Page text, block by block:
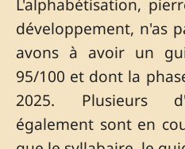
développement, n'as
avons à avoir un
95/100 et dont la
2025. Plusieurs
également sont en